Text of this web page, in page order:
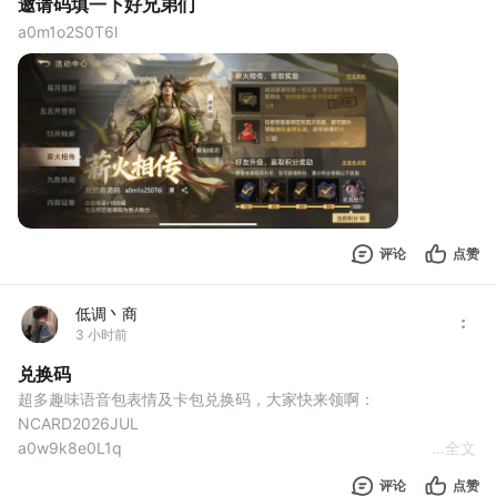
邀请码填一下好兄弟们
a0m1o2S0T6l
评论 点赞
低调丶商
3 小时前
兑换码
超多趣味语音包表情及卡包兑换码，大家快来领啊：
NCARD2026JUL
a0w9k8e0L1q
全文
评论 点赞